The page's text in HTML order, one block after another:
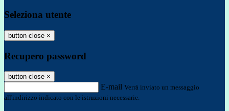
Seleziona utente
button close ×
Recupero password
button close ×
E-mail Verrà inviato un messaggio
all'indirizzo indicato con le istruzioni necessarie.